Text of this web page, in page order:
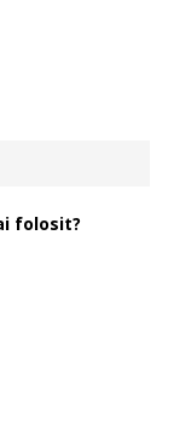
folosit?